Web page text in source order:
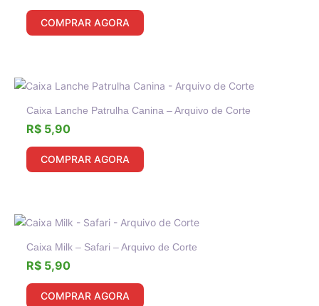
COMPRAR AGORA
Caixa Lanche Patrulha Canina – Arquivo de Corte
R$5,90
COMPRAR AGORA
Caixa Milk – Safari – Arquivo de Corte
R$5,90
COMPRAR AGORA